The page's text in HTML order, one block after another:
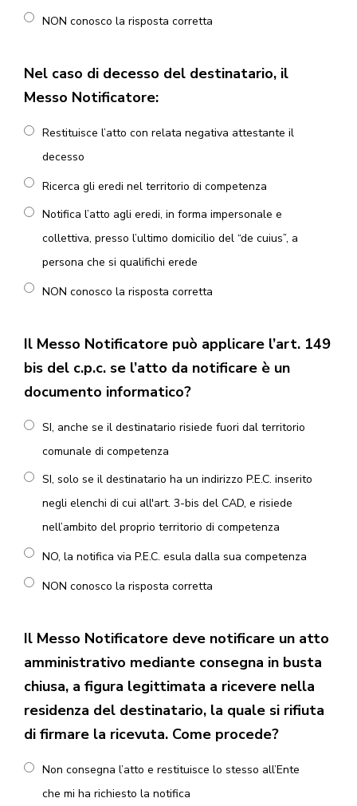
NON conosco la risposta corretta
Nel caso di decesso del destinatario, il
Messo Notificatore:
Restituisce l’atto con relata negativa attestante il
decesso
Ricerca gli eredi nel territorio di competenza
Notifica l’atto agli eredi, in forma impersonale e
collettiva, presso l’ultimo domicilio del “de cuius”, a
persona che si qualifichi erede
NON conosco la risposta corretta
Il Messo Notificatore può applicare l’art. 149
bis del c.p.c. se l’atto da notificare è un
documento informatico?
SI, anche se il destinatario risiede fuori dal territorio
comunale di competenza
SI, solo se il destinatario ha un indirizzo P.E.C. inserito
negli elenchi di cui all'art. 3-bis del CAD, e risiede
nell’ambito del proprio territorio di competenza
NO, la notifica via P.E.C. esula dalla sua competenza
NON conosco la risposta corretta
Il Messo Notificatore deve notificare un atto
amministrativo mediante consegna in busta
chiusa, a figura legittimata a ricevere nella
residenza del destinatario, la quale si rifiuta
di firmare la ricevuta. Come procede?
Non consegna l’atto e restituisce lo stesso all’Ente
che mi ha richiesto la notifica